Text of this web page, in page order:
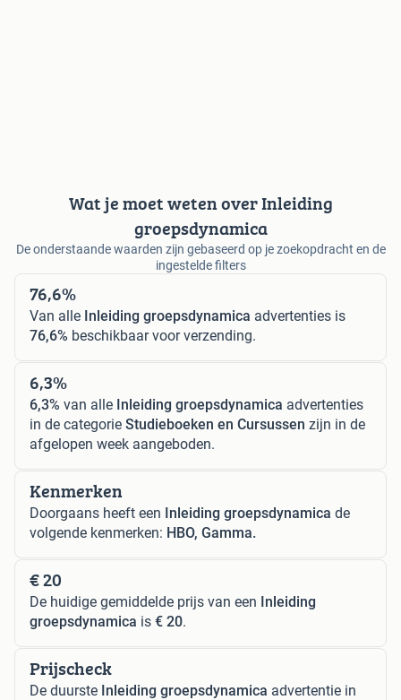
Wat je moet weten over Inleiding
groepsdynamica
De onderstaande waarden zijn gebaseerd op je zoekopdracht en de
ingestelde filters
76,6%
Van alle Inleiding groepsdynamica advertenties is
76,6% beschikbaar voor verzending.
6,3%
6,3% van alle Inleiding groepsdynamica advertenties
in de categorie Studieboeken en Cursussen zijn in de
afgelopen week aangeboden.
Kenmerken
Doorgaans heeft een Inleiding groepsdynamica de
volgende kenmerken: HBO, Gamma.
€ 20
De huidige gemiddelde prijs van een Inleiding
groepsdynamica is € 20.
Prijscheck
De duurste Inleiding groepsdynamica advertentie in